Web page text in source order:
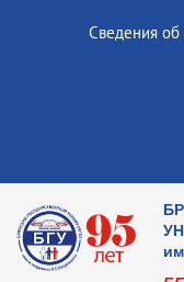
Сведения об